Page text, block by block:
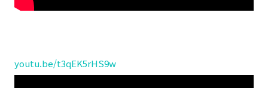
youtu.be/t3qEK5rHS9w